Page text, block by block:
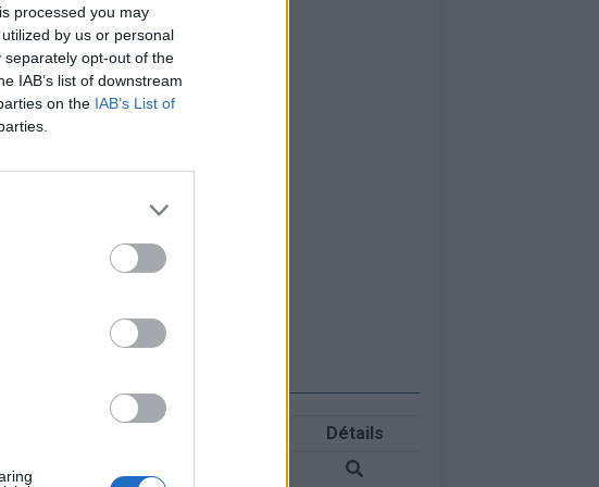
processed you may
by us or personal
opt-out of the
IAB’s list of downstream
on the IAB’s List of
Détails
Rousses